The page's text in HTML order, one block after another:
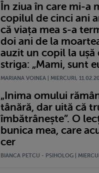
În ziua în care mi-a
copilul de cinci ani
că viața mea s-a
doi ani de la
auzit un copil la ușă
striga: „Mami, sunt
MARIANA VOINEA | MIERCURI,
„Inima omului
tânără, dar uită că
îmbătrânește”. O
bunica mea, care
cer
BIANCA PETCU - PSIHOLOG |